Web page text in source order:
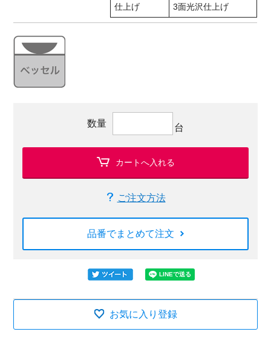
仕上げ 3面光沢仕上げ
数量 台
カートへ入れる
ご注文方法
品番でまとめて注文
お気に入り登録